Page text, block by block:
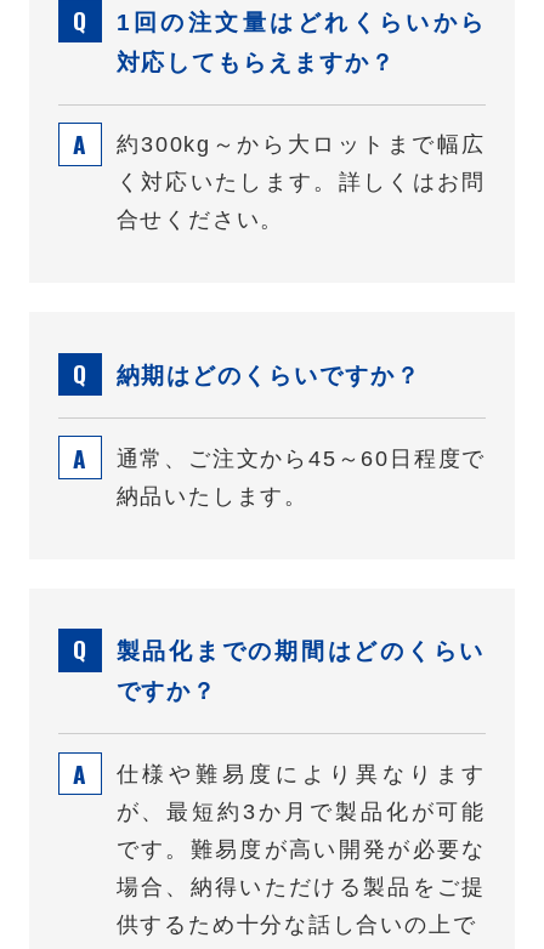
1回の注文量はどれくらいから
対応してもらえますか？
約300kg～から大ロットまで幅広
く対応いたします。詳しくはお問
合せください。
納期はどのくらいですか？
通常、ご注文から45～60日程度で
納品いたします。
製品化までの期間はどのくらい
ですか？
仕様や難易度により異なります
が、最短約3か月で製品化が可能
です。 難易度が高い開発が必要な
場合、納得いただける製品をご提
供するため十分な話し合いの上で